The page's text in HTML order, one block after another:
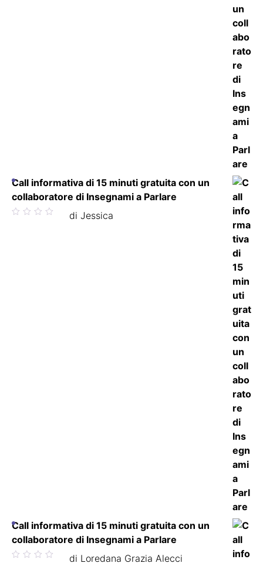
Call informativa di 15 minuti gratuita con un
collaboratore di Insegnami a Parlare
Valutato di Jessica
Call informativa di 15 minuti gratuita con un
collaboratore di Insegnami a Parlare
Valutato di Loredana Grazia Alecci